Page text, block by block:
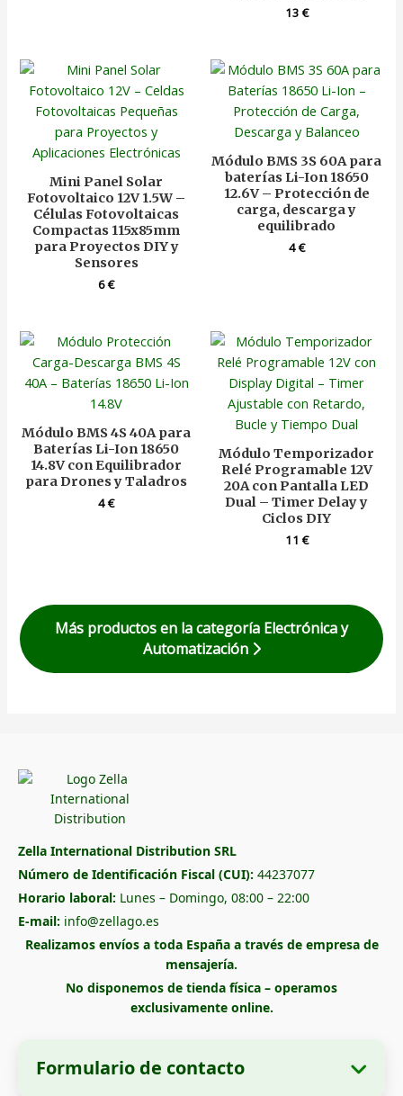
13€
Mini Panel Solar
Fotovoltaico 12V 1.5W –
Células Fotovoltaicas
Compactas 115x85mm
para Proyectos DIY y
Sensores
6€
Módulo BMS 3S 60A para
baterías Li-Ion 18650
12.6V – Protección de
carga, descarga y
equilibrado
4€
Módulo BMS 4S 40A para
Baterías Li-Ion 18650
14.8V con Equilibrador
para Drones y Taladros
4€
Módulo Temporizador
Relé Programable 12V
20A con Pantalla LED
Dual – Timer Delay y
Ciclos DIY
11€
Más productos en la categoría Electrónica y
Automatización
Zella International Distribution SRL
Número de Identificación Fiscal (CUI): 44237077
Horario laboral: Lunes – Domingo, 08:00 – 22:00
E-mail: info@zellago.es
Realizamos envíos a toda España a través de empresa de
mensajería.
No disponemos de tienda física – operamos
exclusivamente online.
Formulario de contacto